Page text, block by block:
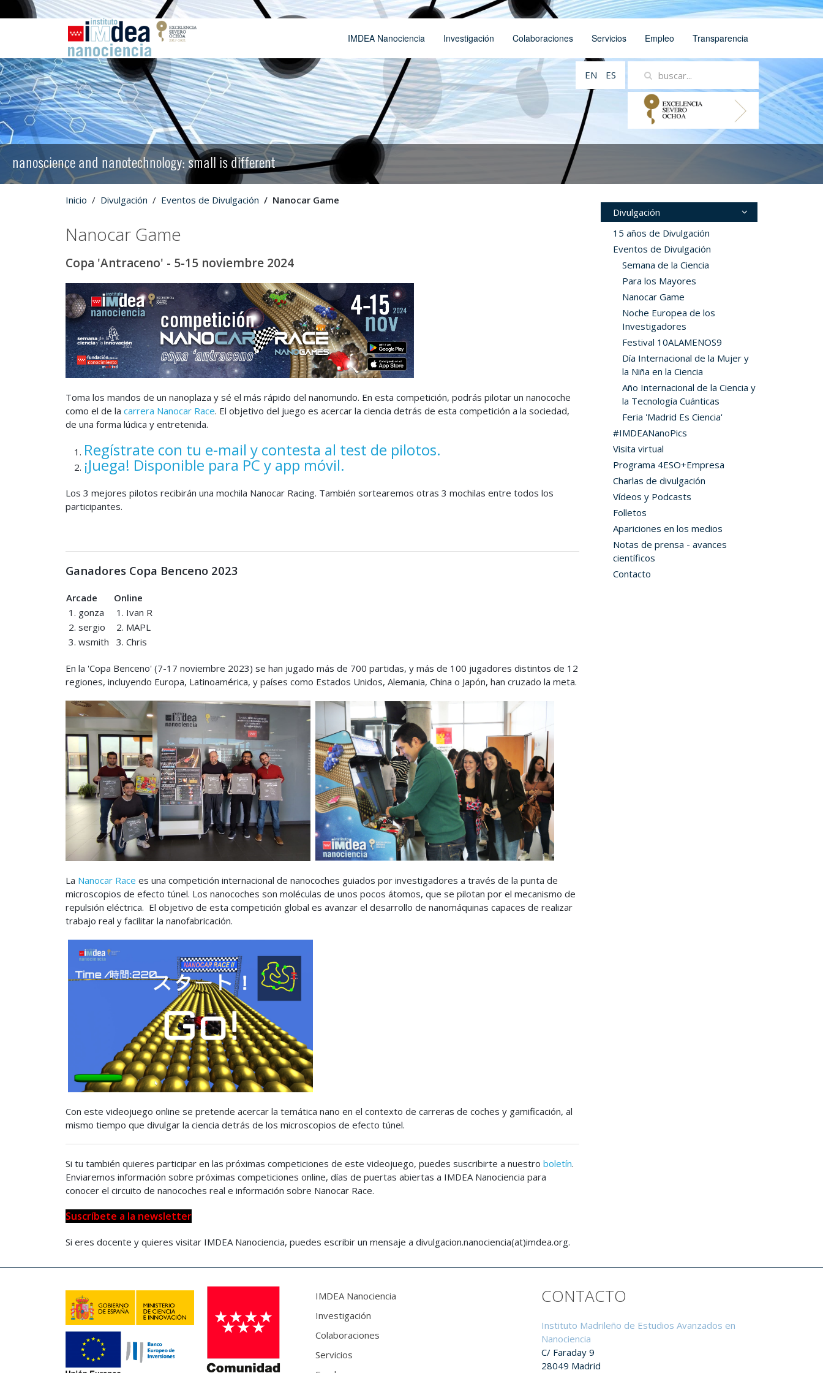
IMDEA Nanociencia Investigación Colaboraciones Servicios Empleo Transparencia
EN ES
nanoscience and nanotechnology: small is different
Inicio Divulgación Eventos de Divulgación Nanocar Game
Nanocar Game
Copa 'Antraceno' - 5-15 noviembre 2024
Toma los mandos de un nanoplaza y sé el más rápido del nanomundo. En esta competición, podrás pilotar un nanocoche
como el de la carrera Nanocar Race. El objetivo del juego es acercar la ciencia detrás de esta competición a la sociedad,
de una forma lúdica y entretenida.
Regístrate con tu e-mail y contesta al test de pilotos.
¡Juega! Disponible para PC y app móvil.
Los 3 mejores pilotos recibirán una mochila Nanocar Racing. También sortearemos otras 3 mochilas entre todos los
participantes.
Ganadores Copa Benceno 2023
Arcade
Online
1. gonza
1. Ivan R
2. sergio
2. MAPL
3. wsmith
3. Chris
En la 'Copa Benceno' (7-17 noviembre 2023) se han jugado más de 700 partidas, y más de 100 jugadores distintos de 12
regiones, incluyendo Europa, Latinoamérica, y países como Estados Unidos, Alemania, China o Japón, han cruzado la meta.
La Nanocar Race es una competición internacional de nanocoches guiados por investigadores a través de la punta de
microscopios de efecto túnel. Los nanocoches son moléculas de unos pocos átomos, que se pilotan por el mecanismo de
repulsión eléctrica. El objetivo de esta competición global es avanzar el desarrollo de nanomáquinas capaces de realizar
trabajo real y facilitar la nanofabricación.
Con este videojuego online se pretende acercar la temática nano en el contexto de carreras de coches y gamificación, al
mismo tiempo que divulgar la ciencia detrás de los microscopios de efecto túnel.
Si tu también quieres participar en las próximas competiciones de este videojuego, puedes suscribirte a nuestro boletín.
Enviaremos información sobre próximas competiciones online, días de puertas abiertas a IMDEA Nanociencia para
conocer el circuito de nanocoches real e información sobre Nanocar Race.
Suscríbete a la newsletter
Si eres docente y quieres visitar IMDEA Nanociencia, puedes escribir un mensaje a divulgacion.nanociencia(at)imdea.org.
Divulgación
15 años de Divulgación
Eventos de Divulgación
Semana de la Ciencia
Para los Mayores
Nanocar Game
Noche Europea de los
Investigadores
Festival 10ALAMENOS9
Día Internacional de la Mujer y
la Niña en la Ciencia
Año Internacional de la Ciencia y
la Tecnología Cuánticas
Feria 'Madrid Es Ciencia'
#IMDEANanoPics
Visita virtual
Programa 4ESO+Empresa
Charlas de divulgación
Vídeos y Podcasts
Folletos
Apariciones en los medios
Notas de prensa - avances
científicos
Contacto
IMDEA Nanociencia
Investigación
Colaboraciones
Servicios
CONTACTO
Instituto Madrileño de Estudios Avanzados en
Nanociencia
C/ Faraday 9
28049 Madrid